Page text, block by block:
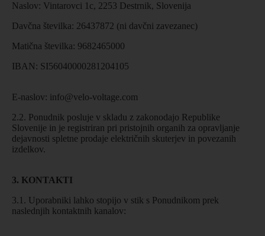
Naslov: Vintarovci 1c, 2253 Destrnik, Slovenija
Davčna številka: 26437872 (ni davčni zavezanec)
Matična številka: 9682465000
IBAN: SI56040000281204105
E-naslov: info@velo-voltage.com
2.2. Ponudnik posluje v skladu z zakonodajo Republike
Slovenije in je registriran pri pristojnih organih za opravljanje
dejavnosti spletne prodaje električnih skuterjev in povezanih
izdelkov.
3. KONTAKTI
3.1. Uporabniki lahko stopijo v stik s Ponudnikom prek
naslednjih kontaktnih kanalov: